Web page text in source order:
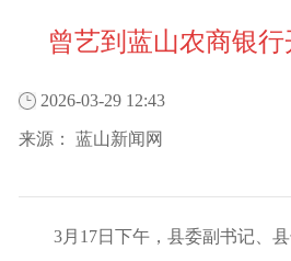
曾艺到蓝山农商银
2026-03-29 12:43
来源： 蓝山新闻网
3月17日下午，县委副书记、